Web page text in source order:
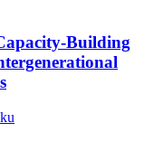
Building